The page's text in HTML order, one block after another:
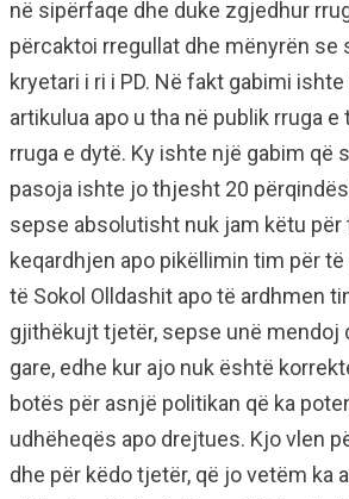
në sipërfaqe dhe duke zgjedhur
përcaktoi rregullat dhe mënyrën se
kryetari i ri i PD. Në fakt gabimi
artikulua apo u tha në publik rruga e
rruga e dytë. Ky ishte një gabim që
pasoja ishte jo thjesht 20
sepse absolutisht nuk jam këtu për
keqardhjen apo pikëllimin tim për
të Sokol Olldashit apo të ardhmen
gjithëkujt tjetër, sepse unë mendoj
gare, edhe kur ajo nuk është
botës për asnjë politikan që ka
udhëheqës apo drejtues. Kjo vlen
dhe për këdo tjetër, që jo vetëm ka